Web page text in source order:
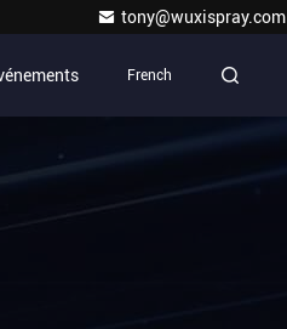
tony@wuxispray.com
French